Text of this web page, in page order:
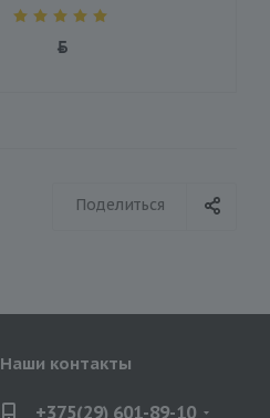
Поделиться
Наши контакты
+375(29) 601-89-10